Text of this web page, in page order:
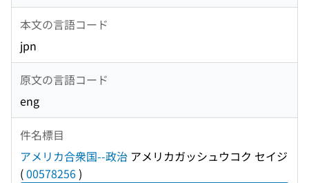
本文の言語コード
jpn
原文の言語コード
eng
件名標目
アメリカ合衆国--政治 アメリカガッシュウコク セイジ
(00578256)